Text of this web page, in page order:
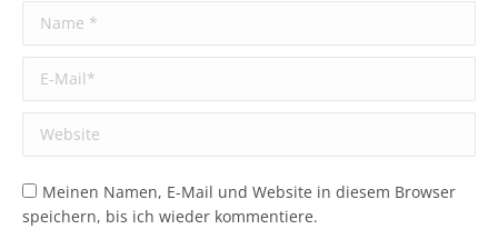
Name *
E-Mail *
Website
Meinen Namen, E-Mail und Website in diesem Browser
speichern, bis ich wieder kommentiere.